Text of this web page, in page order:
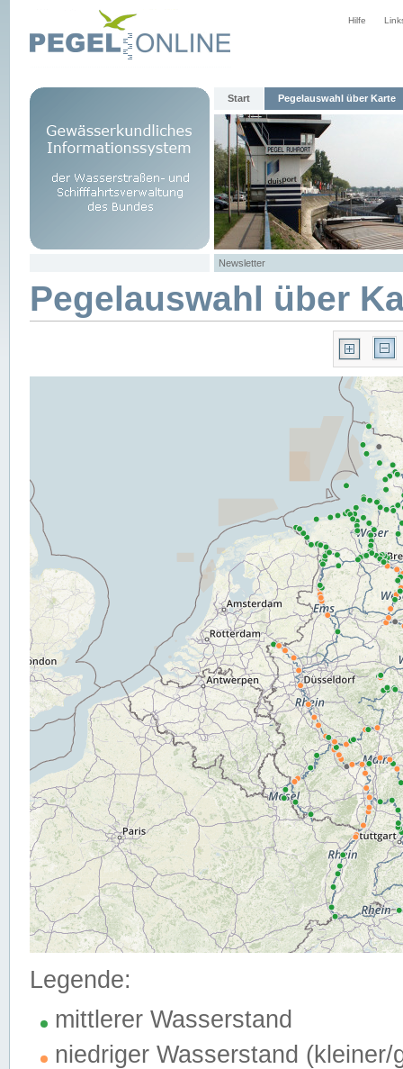
Hilfe
Start Pegelauswahl über Karte
Newsletter
Pegelauswahl über
Legende:
mittlerer Wasserstand
niedriger Wasserstand (kleiner/